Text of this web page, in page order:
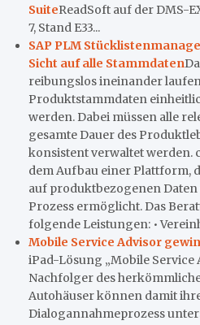
SuiteReadSoft auf der DMS-
7, Stand E33...
SAP PLM
Sicht auf alle Stammdaten
reibungslos ineinander
Produktstammdaten
werden. Dabei müssen alle
gesamte Dauer des
konsistent verwaltet werden.
dem Aufbau einer Plattform,
auf produktbezogenen
Prozess ermöglicht. Das
folgende Leistungen: •
Mobile Service Advisor
iPad-Lösung „Mobile
Nachfolger des
Autohäuser können damit
Dialogannahmeprozess